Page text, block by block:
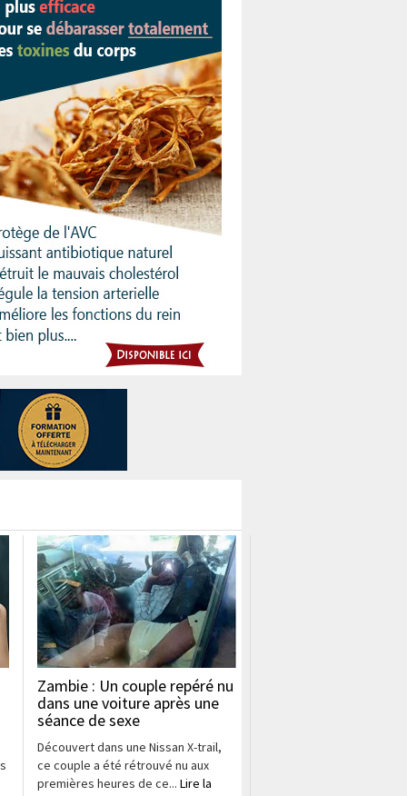
Zambie : Un couple repéré nu
dans une voiture après une
séance de sexe
Découvert dans une Nissan X-trail,
ce couple a été rétrouvé nu aux
premières heures de ce... Lire la